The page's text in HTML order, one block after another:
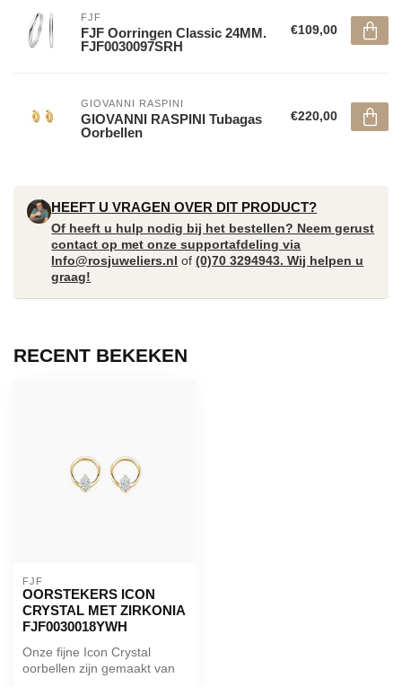
FJF
FJF Oorringen Classic 24MM.
FJF0030097SRH
€109,00
GIOVANNI RASPINI
GIOVANNI RASPINI Tubagas
Oorbellen
€220,00
HEEFT U VRAGEN OVER DIT PRODUCT?
Of heeft u hulp nodig bij het bestellen? Neem gerust
contact op met onze supportafdeling via
Info@rosjuweliers.nl of(0)70 3294943. Wij helpen u
graag!
RECENT BEKEKEN
FJF
OORSTEKERS ICON
CRYSTAL MET ZIRKONIA
FJF0030018YWH
Onze fijne Icon Crystal
oorbellen zijn gemaakt van